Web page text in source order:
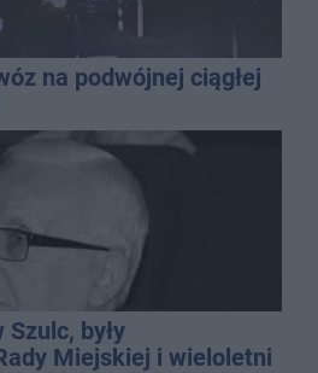
na podwójnej ciągłej
Szulc, były
Miejskiej i wieloletni